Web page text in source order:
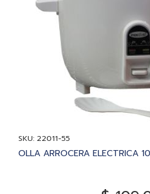
SKU: 22011-55
OLLA ARROCERA ELECTRICA